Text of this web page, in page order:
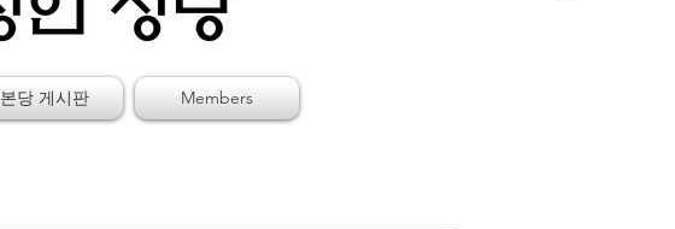
본당 게시판 Members